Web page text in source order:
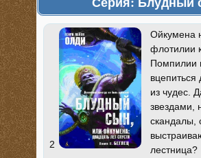
2
Ойкумена
флотилии
Помпилии
вцепиться
из чудес.
звездами,
скандалы,